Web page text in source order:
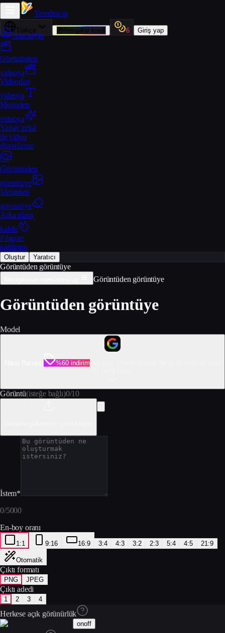
Yevideo.io
Türkçe 🎁Resgatar kredi 6 Giriş yap
Ana sayfa
Görüntüden
videoya
Videodan
videoya
Metinden
videoya
Yapay zekâ
ile video
düzenleme
Görüntüden
görüntüye
Metinden
görüntüye
Arka planı
kaldır
Filigran
kaldırma
Oluştur Yaratıcı
Görüntüden görüntüye
Görüntüden görüntüye
Görüntüden görüntüye
Model
%60 indirim
Görüntü(isteğe bağlı)0/10
İstem*
0/5000
En-boy oranı
1:1 9:16 16:9 3:4 4:3 3:2 2:3 5:4 4:5 21:9
Otomatik
Çıktı formatı
PNG JPEG
Çıktı adedi
1 2 3 4
Herkese açık görünürlük
onoff